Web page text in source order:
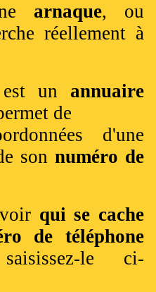
arnaque, ou
réellement à
est un annuaire
de
d'une
son numéro de
qui se cache
de téléphone
le ci-